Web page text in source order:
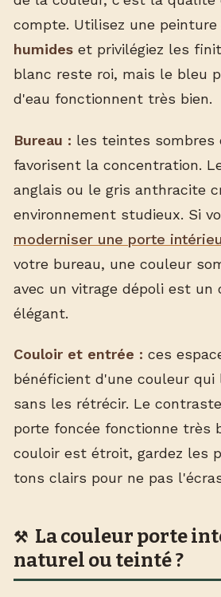
compte. Utilisez une peinture
humides et privilégiez les
blanc reste roi, mais le bleu
d'eau fonctionnent très bien.
Bureau : les teintes sombres
favorisent la concentration.
anglais ou le gris anthracite
environnement studieux. Si
moderniser une porte
votre bureau, une couleur
avec un vitrage dépoli est un
élégant.
Couloir et entrée : ces
bénéficient d'une couleur
sans les rétrécir. Le
porte foncée fonctionne très
couloir est étroit, gardez les
tons clairs pour ne pas
La couleur porte
naturel ou teinté ?